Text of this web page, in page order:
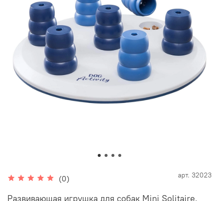
(0) арт. 32023
Развивающая игрушка для собак Mini Solitaire,